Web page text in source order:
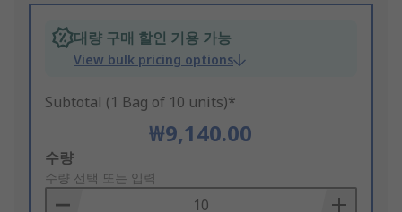
대량 구매 할인 기용 가능
View bulk pricing options
Subtotal (1 Bag of 10 units)*
₩9,140.00
Add
to
Basket
수량
수량 선택 또는 입력